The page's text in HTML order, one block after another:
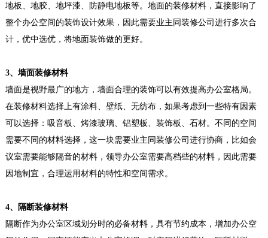
地板、地胶、地坪漆、防静电地板等。地面的装修材料，直接影响了
整个办公空间的装饰设计效果，因此需要业主同装修公司进行多次合
计，优中选优，将地面装饰做的更好。
3、墙面装修材料
墙面是视野最广的地方，墙面合理的装饰可以有效提高办公室格局。
在装修材料选择上有涂料、壁纸、无纺布，如果考虑到一些特有因素
可以选择：吸音板、烤漆玻璃、铝塑板、装饰板、石材。不同的空间
需要不同的材料选择，这一块需要业主同装修公司进行协商，比如会
议室需要能够隔音的材料，领导办公室需要高档些的材料，因此需要
因地制宜，合理运用材料的特性和空间需求。
4、隔断装修材料
隔断作为办公室区域划分时的必备材料，具有节约成本，增加办公空